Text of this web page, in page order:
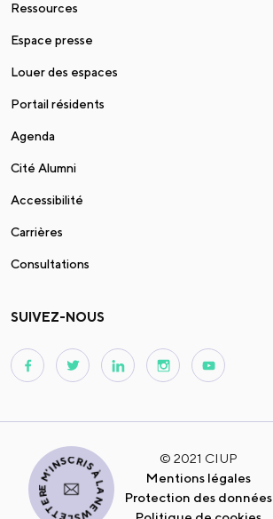
Ressources
Espace presse
Louer des espaces
Portail résidents
Agenda
Cité Alumni
Accessibilité
Carrières
Consultations
SUIVEZ-NOUS
© 2021 CIUP
Mentions légales
Protection des données
JE M'INSCRIS À LA NEWSLETTER